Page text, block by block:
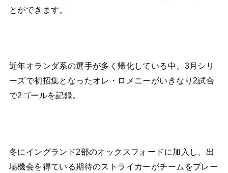
とができます。
近年オランダ系の選手が多く帰化している中、3月シリ
ーズで初招集となったオレ・ロメニーがいきなり2試合
で2ゴールを記録。
冬にイングランド2部のオックスフォードに加入し、出
場機会を得ている期待のストライカーがチームをプレー